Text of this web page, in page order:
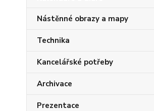
Nástěnné obrazy a mapy
Technika
Kancelářské potřeby
Archivace
Prezentace